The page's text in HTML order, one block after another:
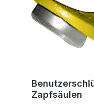
Zapfsäulen